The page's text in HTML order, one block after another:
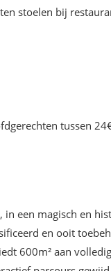
tussen
een magisch en
en ooit
600m² aan